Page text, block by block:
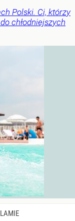
Polski. Ci, którzy
chłodniejszych